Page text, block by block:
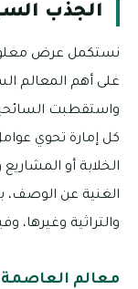
الجذب
نستكمل عرض
على أهم المعالم
واستقطبت
كل إمارة تحوي
الخلابة أو
الغنية عن الوصف،
والتراثية وغيرها،
معالم العاصمة